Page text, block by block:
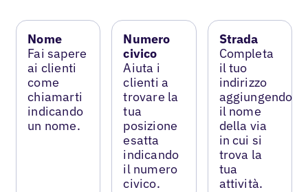
Nome
Fai sapere
ai clienti
come
chiamarti
indicando
un nome.
Numero
civico
Aiuta i
clienti a
trovare la
tua
posizione
esatta
indicando
il numero
civico.
Strada
Completa
il tuo
indirizzo
aggiungendo
il nome
della via
in cui si
trova la
tua
attività.